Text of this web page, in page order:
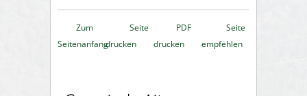
Zum
Seitenanfang
Seite
drucken
PDF
drucken
Seite
empfehlen